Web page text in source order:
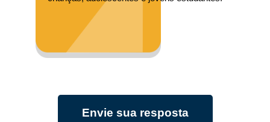
Envie sua resposta